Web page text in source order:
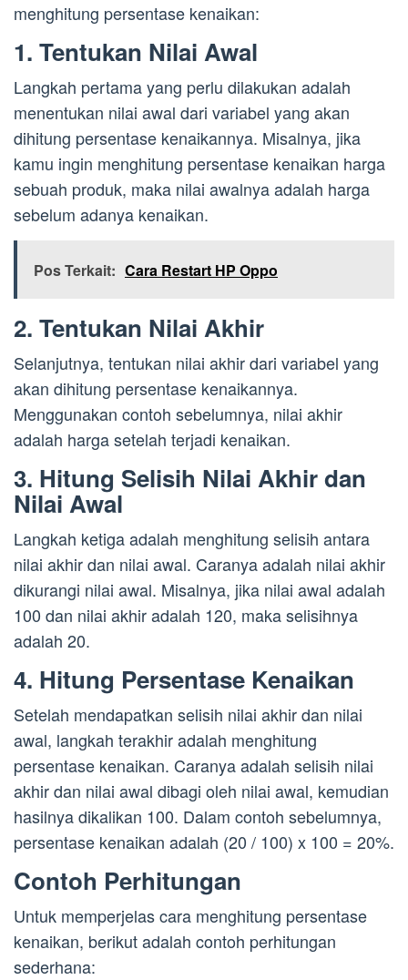
menghitung persentase kenaikan:
1. Tentukan Nilai Awal
Langkah pertama yang perlu dilakukan adalah
menentukan nilai awal dari variabel yang akan
dihitung persentase kenaikannya. Misalnya, jika
kamu ingin menghitung persentase kenaikan harga
sebuah produk, maka nilai awalnya adalah harga
sebelum adanya kenaikan.
Pos Terkait: Cara Restart HP Oppo
2. Tentukan Nilai Akhir
Selanjutnya, tentukan nilai akhir dari variabel yang
akan dihitung persentase kenaikannya.
Menggunakan contoh sebelumnya, nilai akhir
adalah harga setelah terjadi kenaikan.
3. Hitung Selisih Nilai Akhir dan
Nilai Awal
Langkah ketiga adalah menghitung selisih antara
nilai akhir dan nilai awal. Caranya adalah nilai akhir
dikurangi nilai awal. Misalnya, jika nilai awal adalah
100 dan nilai akhir adalah 120, maka selisihnya
adalah 20.
4. Hitung Persentase Kenaikan
Setelah mendapatkan selisih nilai akhir dan nilai
awal, langkah terakhir adalah menghitung
persentase kenaikan. Caranya adalah selisih nilai
akhir dan nilai awal dibagi oleh nilai awal, kemudian
hasilnya dikalikan 100. Dalam contoh sebelumnya,
persentase kenaikan adalah (20 / 100) x 100 = 20%.
Contoh Perhitungan
Untuk memperjelas cara menghitung persentase
kenaikan, berikut adalah contoh perhitungan
sederhana: